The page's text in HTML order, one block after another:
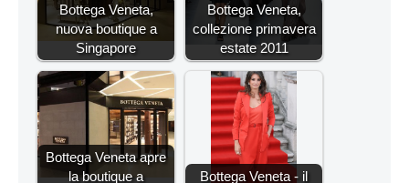
Bottega Veneta,
nuova boutique a
Singapore
Bottega Veneta,
collezione primavera
estate 2011
Bottega Veneta apre
la boutique a
Bottega Veneta - il